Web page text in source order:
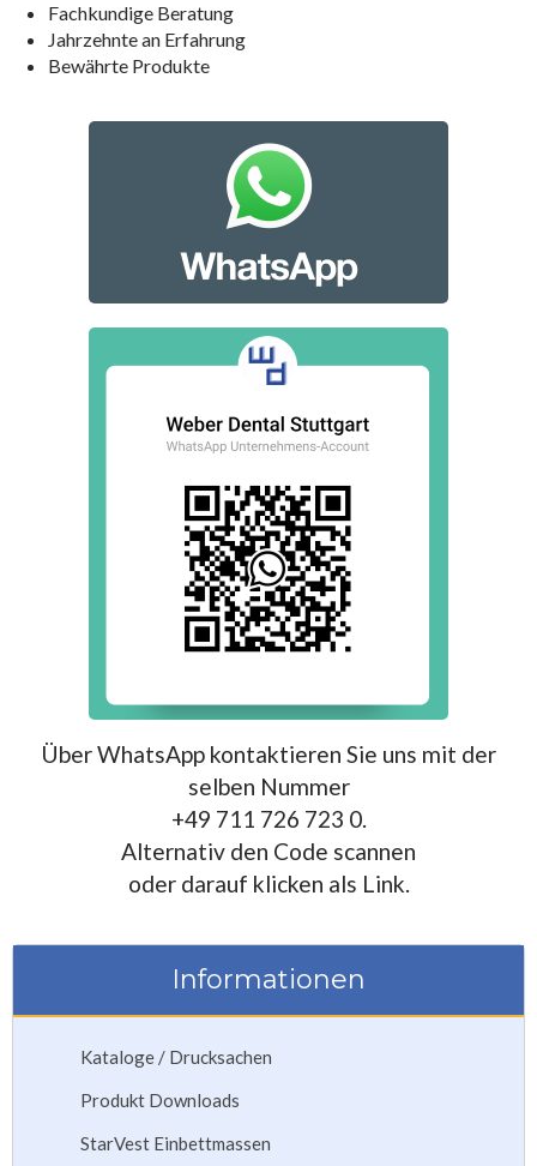
Fachkundige Beratung
Jahrzehnte an Erfahrung
Bewährte Produkte
Über WhatsApp kontaktieren Sie uns mit der
selben Nummer
+49 711 726 723 0.
Alternativ den Code scannen
oder darauf klicken als Link.
Informationen
Kataloge / Drucksachen
Produkt Downloads
StarVest Einbettmassen